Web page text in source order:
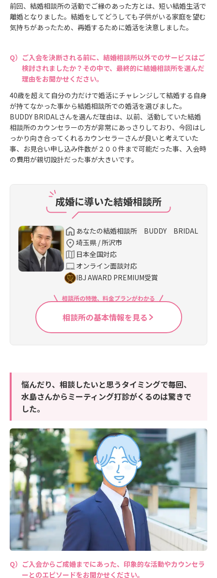
前回、結婚相談所の活動でご縁のあった方とは、短い結婚生活で
離婚となりました。結婚をしてどうしても子供がいる家庭を望む
気持ちがあったため、再婚するために婚活を決意しました。
ご入会を決断される前に、結婚相談所以外でのサービスはご
検討されましたか？その中で、最終的に結婚相談所を選んだ
理由をお聞かせください。
40歳を超えて自分の力だけで婚活にチャレンジして結婚する自身
が持てなかった事から結婚相談所での婚活を選びました。
BUDDY BRIDALさんを選んだ理由は、以前、活動していた結婚
相談所のカウンセラーの方が非常にあっさりしており、今回はし
っかり向き合ってくれるカウンセラーさんが良いと考えていた
事、お見合い申し込み件数が２００件まで可能だった事、入会時
の費用が親切設計だった事が大きいです。
成婚に導いた結婚相談所
あなたの結婚相談所 BUDDY BRIDAL
埼玉県 / 所沢市
日本全国対応
オンライン面談対応
IBJ AWARD PREMIUM受賞
相談所の特徴、料金プランがわかる
相談所の基本情報を見る
悩んだり、相談したいと思うタイミングで毎回、
水島さんからミーティング打診がくるのは驚きで
した。
ご入会からご成婚までにあった、印象的な活動やカウンセラ
ーとのエピソードをお聞かせください。